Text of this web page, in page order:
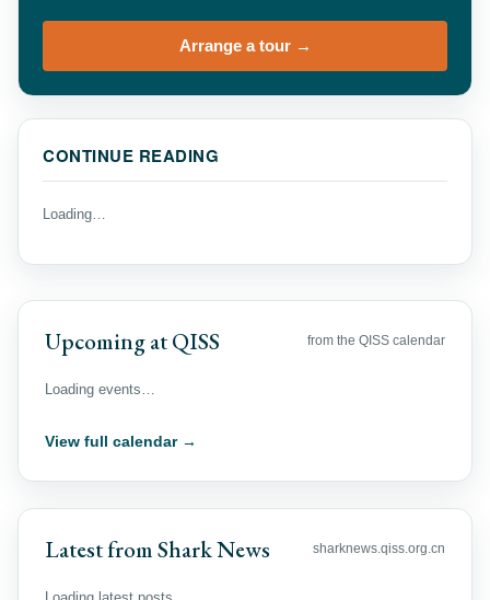
Arrange a tour →
CONTINUE READING
Loading…
Upcoming at QISS from the QISS calendar
Loading events…
View full calendar →
Latest from Shark News sharknews.qiss.org.cn